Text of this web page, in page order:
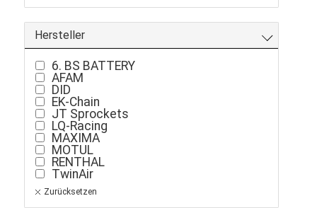
Hersteller
6. BS BATTERY
AFAM
DID
EK-Chain
JT Sprockets
LQ-Racing
MAXIMA
MOTUL
RENTHAL
TwinAir
Zurücksetzen